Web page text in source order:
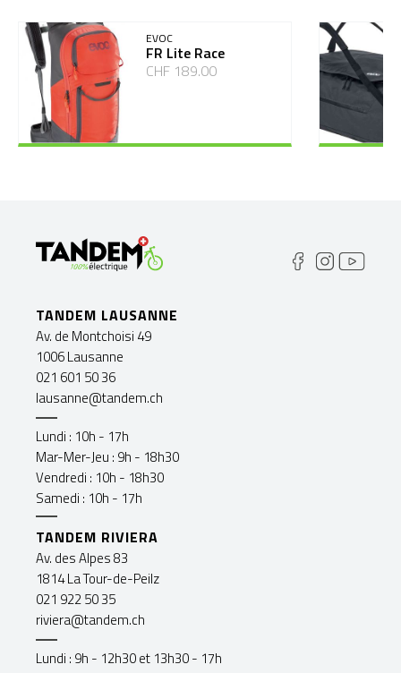
EVOC
FR Lite Race
CHF 189.00
TANDEM LAUSANNE
Av. de Montchoisi 49
1006 Lausanne
021 601 50 36
lausanne@tandem.ch
Lundi : 10h - 17h
Mar-Mer-Jeu : 9h - 18h30
Vendredi : 10h - 18h30
Samedi : 10h - 17h
TANDEM RIVIERA
Av. des Alpes 83
1814 La Tour-de-Peilz
021 922 50 35
riviera@tandem.ch
Lundi : 9h - 12h30 et 13h30 - 17h